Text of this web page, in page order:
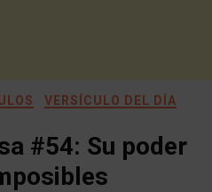
VERSÍCULO DEL DÍA
#54: Su poder